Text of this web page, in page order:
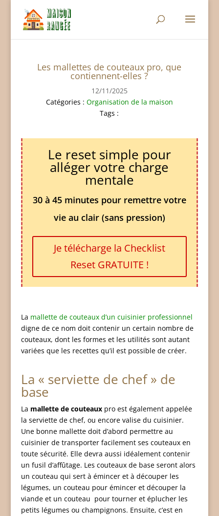
Les mallettes de couteaux pro, que
contiennent-elles ?
12/11/2025
Catégories : Organisation de la maison
Tags :
Le reset simple pour
alléger votre charge
mentale
30 à 45 minutes pour remettre votre
vie au clair (sans pression)
Je télécharge la Checklist
Reset GRATUITE !
La mallette de couteaux d’un cuisinier professionnel
digne de ce nom doit contenir un certain nombre de
couteaux, dont les formes et les utilités sont autant
variées que les recettes qu’il est possible de créer.
La « serviette de chef » de
base
La mallette de couteauxpro est également appelée
la serviette de chef, ou encore valise du cuisinier.
Une bonne mallette doit d’abord permettre au
cuisinier de transporter facilement ses couteaux en
toute sécurité. Elle devra aussi idéalement contenir
un fusil d’affûtage. Les couteaux de base seront alors
un couteau qui sert à émincer et à découper les
légumes, un couteau pour émincer et découper la
viande et un couteau pour tourner et éplucher les
petits légumes ou champignons. Ensuite, c’est en